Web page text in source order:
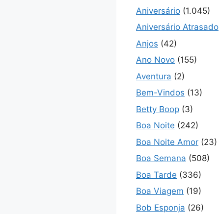
Aniversário (1.045)
Aniversário Atrasado
Anjos (42)
Ano Novo (155)
Aventura (2)
Bem-Vindos (13)
Betty Boop (3)
Boa Noite (242)
Boa Noite Amor (23)
Boa Semana (508)
Boa Tarde (336)
Boa Viagem (19)
Bob Esponja (26)